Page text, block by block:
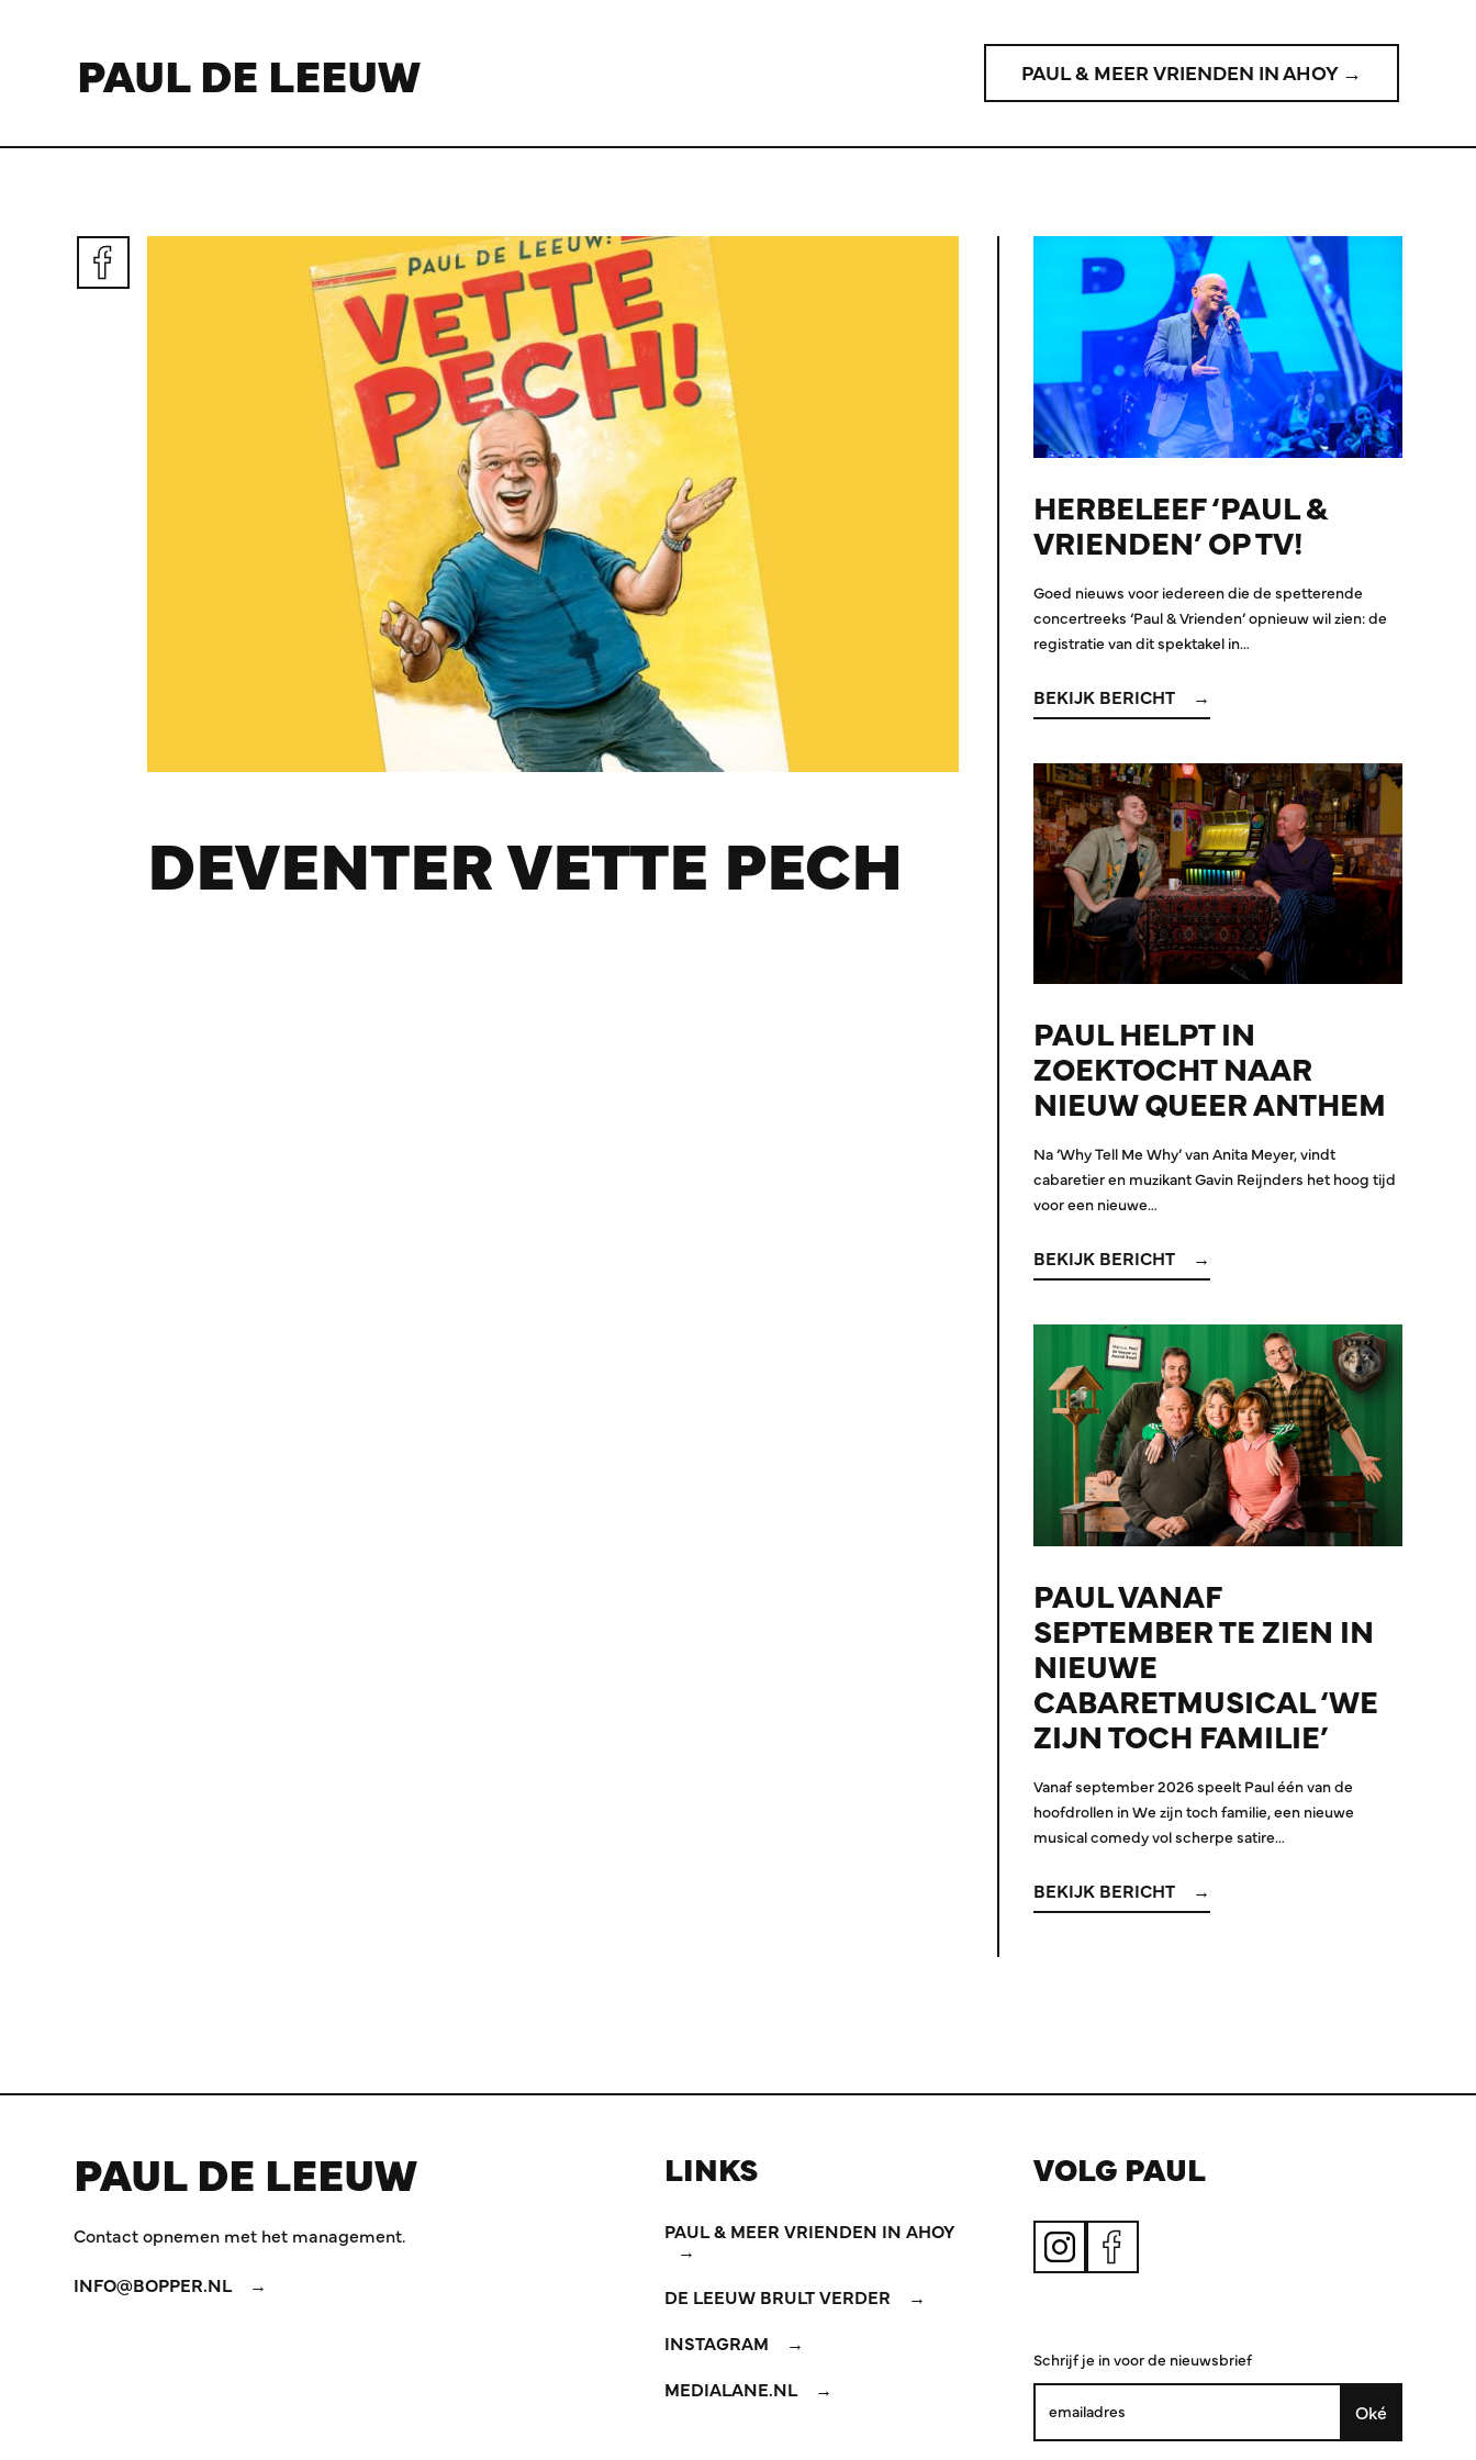
PAUL DE LEEUW PAUL & MEER VRIENDEN IN AHOY →
DEVENTER VETTE PECH
HERBELEEF ‘PAUL &
VRIENDEN’ OP TV!
Goed nieuws voor iedereen die de spetterende
concertreeks ‘Paul & Vrienden’ opnieuw wil zien: de
registratie van dit spektakel in…
BEKIJK BERICHT
PAUL HELPT IN
ZOEKTOCHT NAAR
NIEUW QUEER ANTHEM
Na ‘Why Tell Me Why’ van Anita Meyer, vindt
cabaretier en muzikant Gavin Reijnders het hoog tijd
voor een nieuwe…
BEKIJK BERICHT
PAUL VANAF
SEPTEMBER TE ZIEN IN
NIEUWE
CABARETMUSICAL ‘WE
ZIJN TOCH FAMILIE’
Vanaf september 2026 speelt Paul één van de
hoofdrollen in We zijn toch familie, een nieuwe
musical comedy vol scherpe satire…
BEKIJK BERICHT
PAUL DE LEEUW
Contact opnemen met het management.
INFO@BOPPER.NL
LINKS
PAUL & MEER VRIENDEN IN AHOY
DE LEEUW BRULT VERDER
INSTAGRAM
MEDIALANE.NL
VOLG PAUL
Schrijf je in voor de nieuwsbrief
Oké